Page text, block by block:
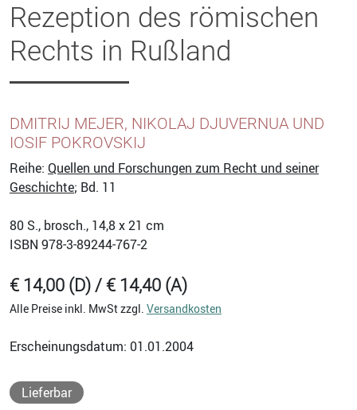
Rezeption des römischen
Rechts in Rußland
DMITRIJ MEJER, NIKOLAJ DJUVERNUA UND
IOSIF POKROVSKIJ
Reihe: Quellen und Forschungen zum Recht und seiner
Geschichte; Bd. 11
80 S., brosch., 14,8 x 21 cm
ISBN 978-3-89244-767-2
€ 14,00 (D) / € 14,40 (A)
Alle Preise inkl. MwSt zzgl. Versandkosten
Erscheinungsdatum: 01.01.2004
Lieferbar